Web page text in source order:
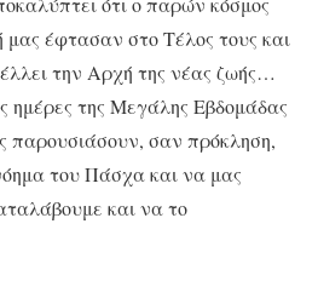
μας έφτασαν στο Τέλος τους και
την Αρχή της νέας ζωής…
ημέρες της Μεγάλης Εβδομάδας
παρουσιάσουν, σαν πρόκληση,
του Πάσχα και να μας
και να το